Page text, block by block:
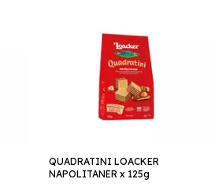
QUADRATINI LOACKER
NAPOLITANER x 125g